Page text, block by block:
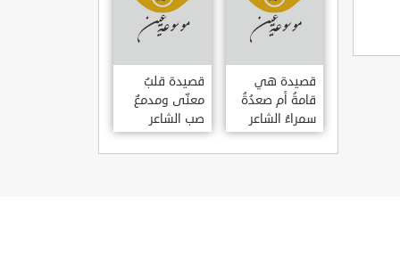
قصيدة هي
قامةُ أم صعدُةُ
سمراءُ الشاعر
سيف الدين
المشد
قصيدة قلبٌ
معنّى ومدمعٌ
صب الشاعر
سيف الدين
المشد